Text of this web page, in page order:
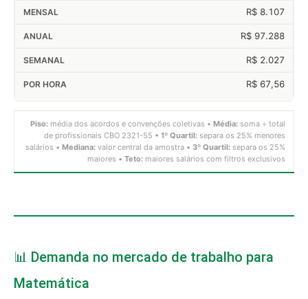
R$ 8.107
R$ 97.288
R$ 2.027
R$ 67,56
Piso: média dos acordos e convenções coletivas • Média: soma ÷ total
de profissionais CBO 2321-55 • 1º Quartil: separa os 25% menores
salários • Mediana: valor central da amostra • 3º Quartil: separa os 25%
maiores • Teto: maiores salários com filtros exclusivos
📊 Demanda no mercado de trabalho para
Matemática